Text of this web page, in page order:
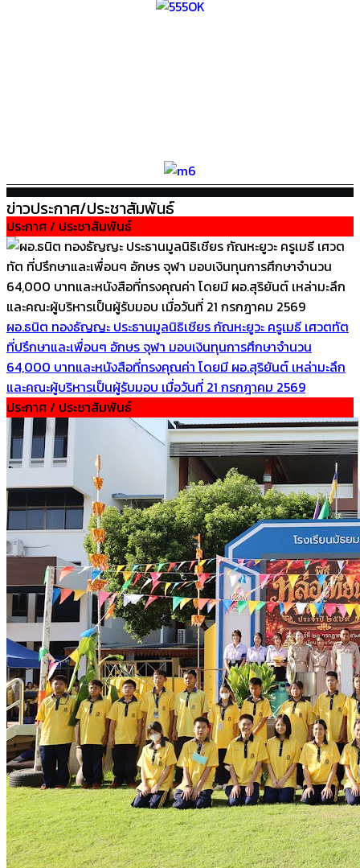
ข่าวประกาศ/ประชาสัมพันธ์
ประกาศ / ประชาสัมพันธ์
ผอ.ธนิต ทองธัญญะ ประธานมูลนิธิเชียร กัณหะยูวะ ครูเมธี เศวตทัต
ที่ปรึกษาและเพื่อนๆ อักษร จุฬา มอบเงินทุนการศึกษาจำนวน
64,000 บาทและหนังสือที่ทรงคุณค่า โดยมี ผอ.สุริยันต์ เหล่ามะลึก
และคณะผู้บริหารเป็นผู้รับมอบ เมื่อวันที่ 21 กรกฎาคม 2569
ประกาศ / ประชาสัมพันธ์